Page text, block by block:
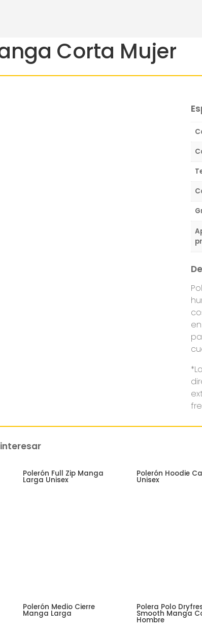
Corta Mujer
Polerón Full Zip Manga
Larga Unisex
Polerón Hoodie
Unisex
Polerón Medio Cierre
Manga Larga
Polera Polo
Smooth Manga
Hombre